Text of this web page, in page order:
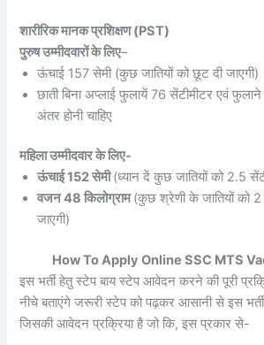
शारीरिक मानक प्रशिक्षण (PST)
पुरुष उम्मीदवारों के लिए–
ऊंचाई 157 सेमी (कुछ जातियों को छूट दी जाएगी)
छाती बिना अप्लाई फुलायें 76 सेंटीमीटर एवं
अंतर होनी चाहिए
महिला उम्मीदवार के लिए-
ऊंचाई 152 सेमी(ध्यान दें कुछ जातियों को 2.5
वजन 48 किलोग्राम(कुछ श्रेणी के जातियों को 2
जाएगी)
How To Apply Online SSC MTS
इस भर्ती हेतु स्टेप बाय स्टेप आवेदन करने की पूरी
नीचे बताएंगे जरूरी स्टेप को पढ़कर आसानी से इस
जिसकी आवेदन प्रक्रिया है जो कि, इस प्रकार से-